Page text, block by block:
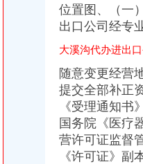
位置图、（一
出口公司经专
大溪沟代办进出
随意变更经营
提交全部补正
《受理通知
国务院《医疗
营许可证监督
《许可证》